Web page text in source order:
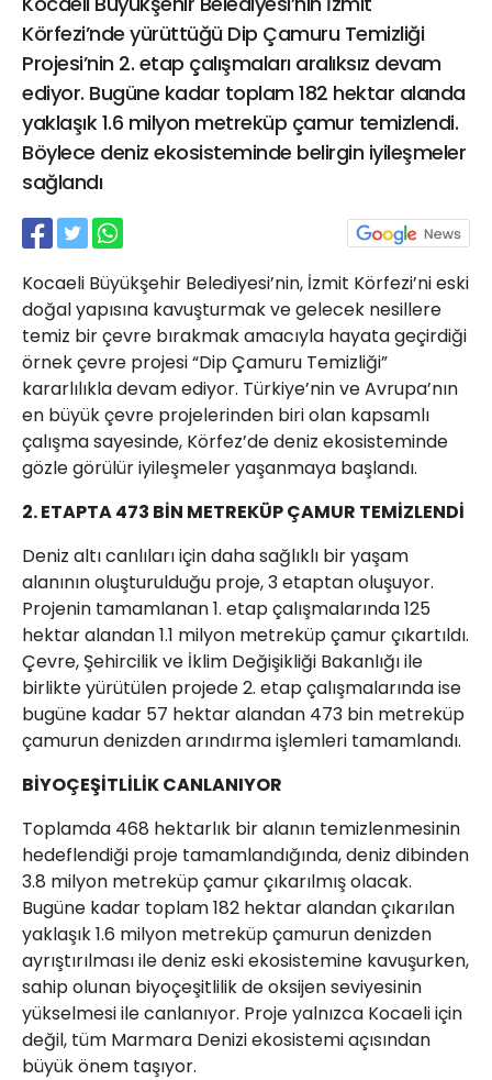
Körfezi’nde yürüttüğü Dip Çamuru Temizliği
Projesi’nin 2. etap çalışmaları aralıksız devam
ediyor. Bugüne kadar toplam 182 hektar alanda
yaklaşık 1.6 milyon metreküp çamur temizlendi.
Böylece deniz ekosisteminde belirgin iyileşmeler
sağlandı
Kocaeli Büyükşehir Belediyesi’nin, İzmit Körfezi’ni eski
doğal yapısına kavuşturmak ve gelecek nesillere
temiz bir çevre bırakmak amacıyla hayata geçirdiği
örnek çevre projesi “Dip Çamuru Temizliği”
kararlılıkla devam ediyor. Türkiye’nin ve Avrupa’nın
en büyük çevre projelerinden biri olan kapsamlı
çalışma sayesinde, Körfez’de deniz ekosisteminde
gözle görülür iyileşmeler yaşanmaya başlandı.
2. ETAPTA 473 BİN METREKÜP ÇAMUR TEMİZLENDİ
Deniz altı canlıları için daha sağlıklı bir yaşam
alanının oluşturulduğu proje, 3 etaptan oluşuyor.
Projenin tamamlanan 1. etap çalışmalarında 125
hektar alandan 1.1 milyon metreküp çamur çıkartıldı.
Çevre, Şehircilik ve İklim Değişikliği Bakanlığı ile
birlikte yürütülen projede 2. etap çalışmalarında ise
bugüne kadar 57 hektar alandan 473 bin metreküp
çamurun denizden arındırma işlemleri tamamlandı.
BİYOÇEŞİTLİLİK CANLANIYOR
Toplamda 468 hektarlık bir alanın temizlenmesinin
hedeflendiği proje tamamlandığında, deniz dibinden
3.8 milyon metreküp çamur çıkarılmış olacak.
Bugüne kadar toplam 182 hektar alandan çıkarılan
yaklaşık 1.6 milyon metreküp çamurun denizden
ayrıştırılması ile deniz eski ekosistemine kavuşurken,
sahip olunan biyoçeşitlilik de oksijen seviyesinin
yükselmesi ile canlanıyor. Proje yalnızca Kocaeli için
değil, tüm Marmara Denizi ekosistemi açısından
büyük önem taşıyor.
21 Gölcük
02624132333
haber@golcukpostasi.com